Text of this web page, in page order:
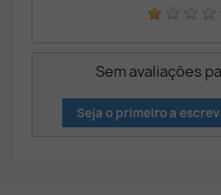
Sem avaliações
Seja o primeiro a